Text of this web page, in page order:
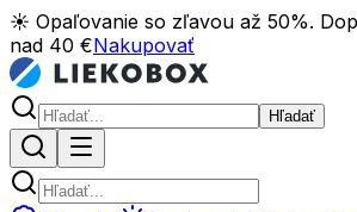
☀️ Opaľovanie so zľavou až 50%.
nad 40 €Nakupovať
Hľadať